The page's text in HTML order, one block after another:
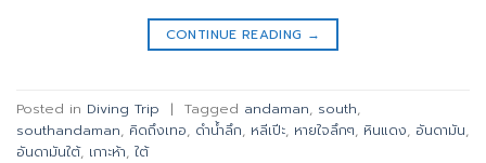
CONTINUE READING →
Posted in Diving Trip | Tagged andaman, south,
southandaman, คิดถึงเทอ, ดำน้ำลึก, หลีเปีะ, หายใจลึกๆ, หินแดง, อันดามัน,
อันดามันใต้, เกาะห้า, ใต้